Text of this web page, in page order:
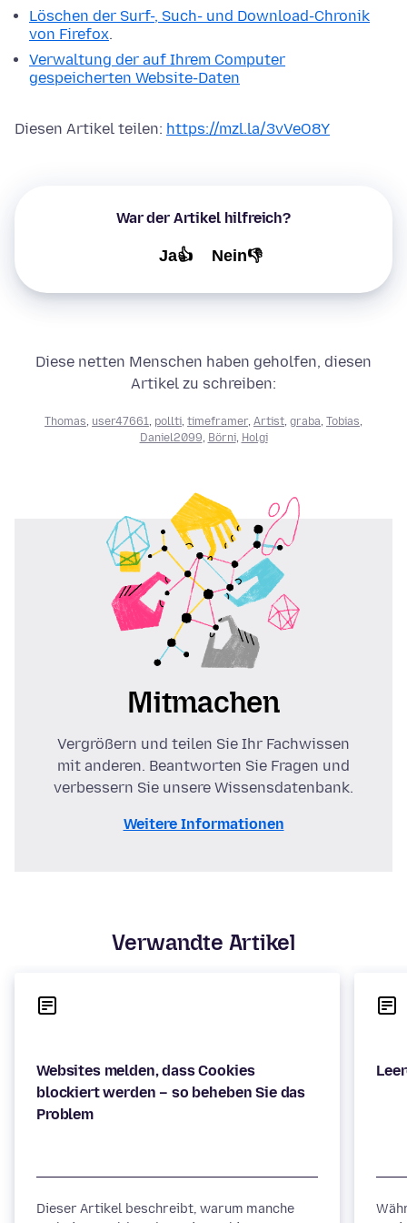
Löschen der Surf-, Such- und Download-Chronik
von Firefox.
Verwaltung der auf Ihrem Computer
gespeicherten Website-Daten
Diesen Artikel teilen: https://mzl.la/3vVeO8Y
War der Artikel hilfreich?
Ja👍 Nein👎
Diese netten Menschen haben geholfen, diesen
Artikel zu schreiben:
Thomas user47661 pollti timeframer, Artist graba Tobias
Daniel2099 Börni, Holgi
Mitmachen
Vergrößern und teilen Sie Ihr Fachwissen
mit anderen. Beantworten Sie Fragen und
verbessern Sie unsere Wissensdatenbank.
Weitere Informationen
Verwandte Artikel
Websites melden, dass Cookies
blockiert werden – so beheben Sie das
Problem
Dieser Artikel beschreibt, warum manche